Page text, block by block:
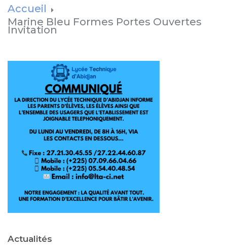
Accueil
Marine Bleu Formes Portes Ouvertes
Invitation
Actualités